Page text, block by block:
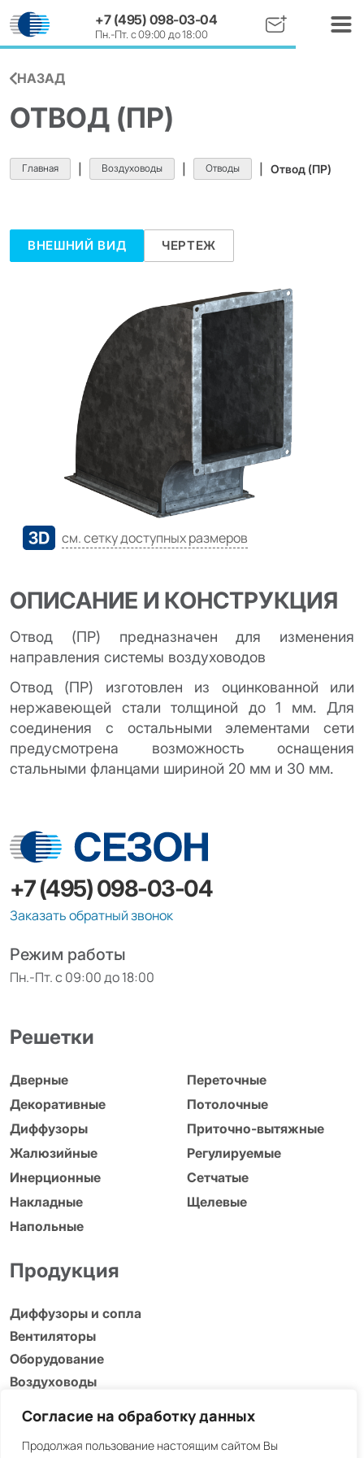
Согласие на обработку данных
Продолжая пользование настоящим сайтом Вы
+7 (495) 098-03-04
Пн.-Пт. с 09:00 до 18:00
НАЗАД
ОТВОД (ПР)
Главная Воздуховоды Отводы Отвод (ПР)
ВНЕШНИЙ ВИД ЧЕРТЕЖ
cм. сетку доступных размеров
ОПИСАНИЕ И КОНСТРУКЦИЯ
Отвод (ПР) предназначен для изменения
направления системы воздуховодов
Отвод (ПР) изготовлен из оцинкованной или
нержавеющей стали толщиной до 1 мм. Для
соединения с остальными элементами сети
предусмотрена возможность оснащения
стальными фланцами шириной 20 мм и 30 мм.
+7 (495) 098-03-04
Заказать обратный звонок
Режим работы
Пн.-Пт. с 09:00 до 18:00
Решетки
Дверные
Декоративные
Диффузоры
Жалюзийные
Инерционные
Накладные
Напольные
Переточные
Потолочные
Приточно-вытяжные
Регулируемые
Сетчатые
Щелевые
Продукция
Диффузоры и сопла
Вентиляторы
Оборудование
Воздуховоды
Информация